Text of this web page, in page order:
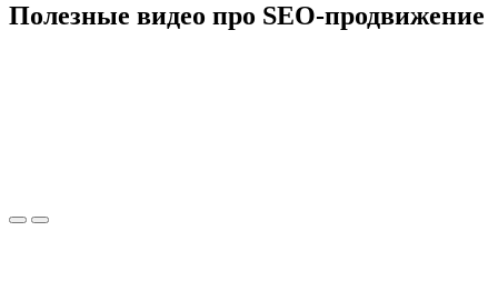
Полезные видео про SEO-продвижение